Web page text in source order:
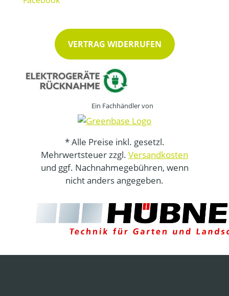
VERTRAG WIDERRUFEN
Ein Fachhändler von
* Alle Preise inkl. gesetzl.
Mehrwertsteuer zzgl. Versandkosten
und ggf. Nachnahmegebühren, wenn
nicht anders angegeben.